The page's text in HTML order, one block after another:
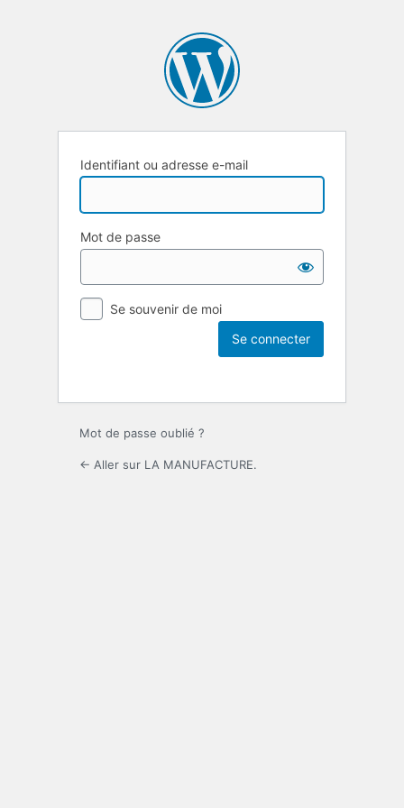
Identifiant ou adresse e-mail
Mot de passe
Se souvenir de moi
Mot de passe oublié ?
← Aller sur LA MANUFACTURE.